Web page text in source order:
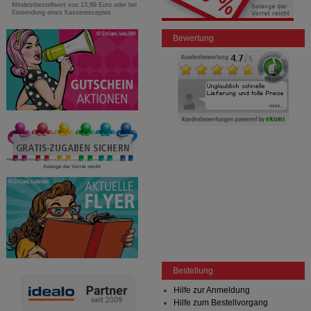
Mindestbestellwert von 13,99 Euro oder bei
Einsendung eines Kassenrezeptes
Bewertung
Bestellung
Hilfe zur Anmeldung
Hilfe zum Bestellvorgang